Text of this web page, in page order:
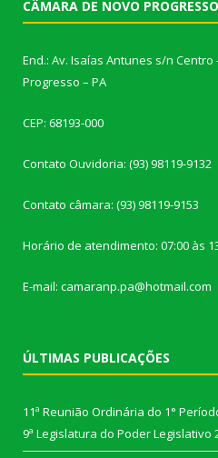
CÂMARA DE NOVO PROGRESSO
End.: Av. Isaías Antunes s/n Centro
Progresso – PA
CEP: 68193-000
Contato Ouvidoria: (93) 98119-9132
Contato câmara: (93) 98119-9153
Horário de atendimento: 07:00 às
E-mail: camaranp.pa@hotmail.com
ÚLTIMAS PUBLICAÇÕES
11ª Reunião Ordinária do 1°
9ª Legislatura do Poder Legislativo